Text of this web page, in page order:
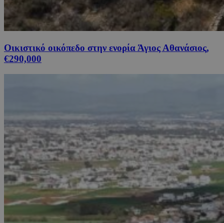
Οικιστικό οικόπεδο στην ενορία Άγιος Αθανάσιος,
€290,000